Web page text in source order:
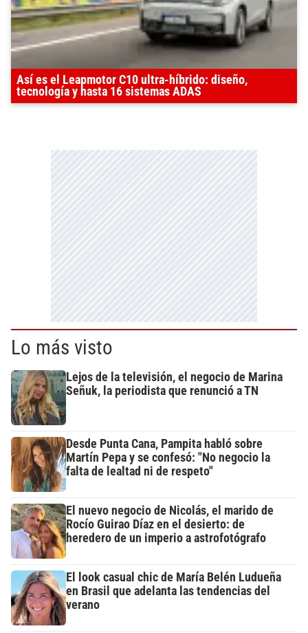
Así es el Leapmotor C10 ultra-híbrido: diseño,
tecnología y hasta 16 sistemas ADAS
Lo más visto
Lejos de la televisión, el negocio de Marina
Señuk, la periodista que renunció a TN
Desde Punta Cana, Pampita habló sobre
Martín Pepa y se confesó: "No negocio la
falta de lealtad ni de respeto"
El nuevo negocio de Nicolás, el marido de
Rocío Guirao Díaz en el desierto: de
heredero de un imperio a astrofotógrafo
El look casual chic de María Belén Ludueña
en Brasil que adelanta las tendencias del
verano